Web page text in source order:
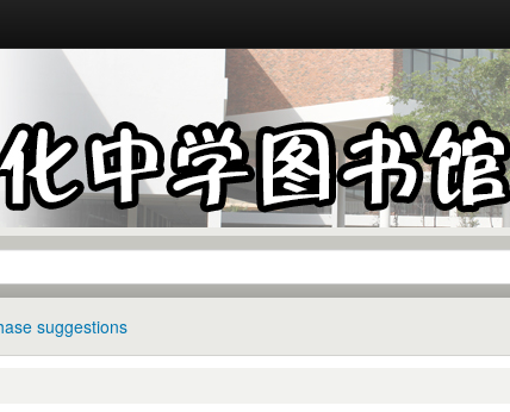
suggestions